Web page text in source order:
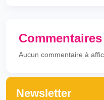
Aucun commentaire à
Newsletter